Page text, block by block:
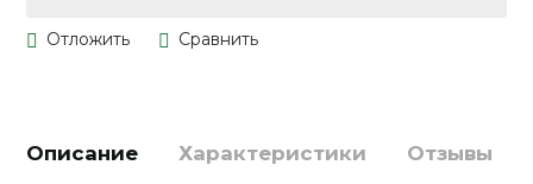
Описание Характеристики Отзывы